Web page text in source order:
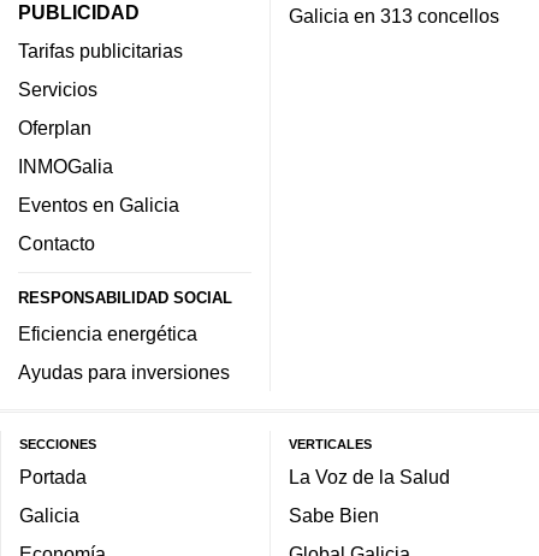
PUBLICIDAD
Tarifas publicitarias
Servicios
Oferplan
INMOGalia
Eventos en Galicia
Contacto
RESPONSABILIDAD SOCIAL
Eficiencia energética
Ayudas para inversiones
Galicia en 313 concellos
SECCIONES
Portada
Galicia
VERTICALES
La Voz de la Salud
Sabe Bien